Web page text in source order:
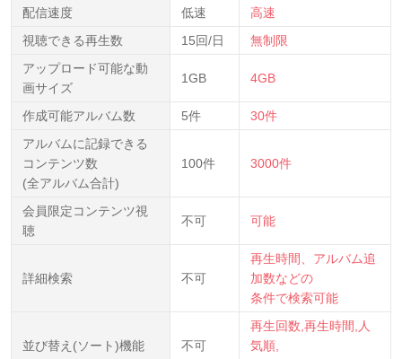
配信速度
低速
高速
視聴できる再生数
15回/日
無制限
アップロード可能な動
画サイズ
1GB 4GB
作成可能アルバム数 5件
30件
アルバムに記録できる
コンテンツ数
(全アルバム合計)
100件 3000件
会員限定コンテンツ視
聴
不可 可能
詳細検索 不可
再生時間、アルバム追
加数などの
条件で検索可能
並び替え(ソート)機能 不可
再生回数,再生時間,人
気順,